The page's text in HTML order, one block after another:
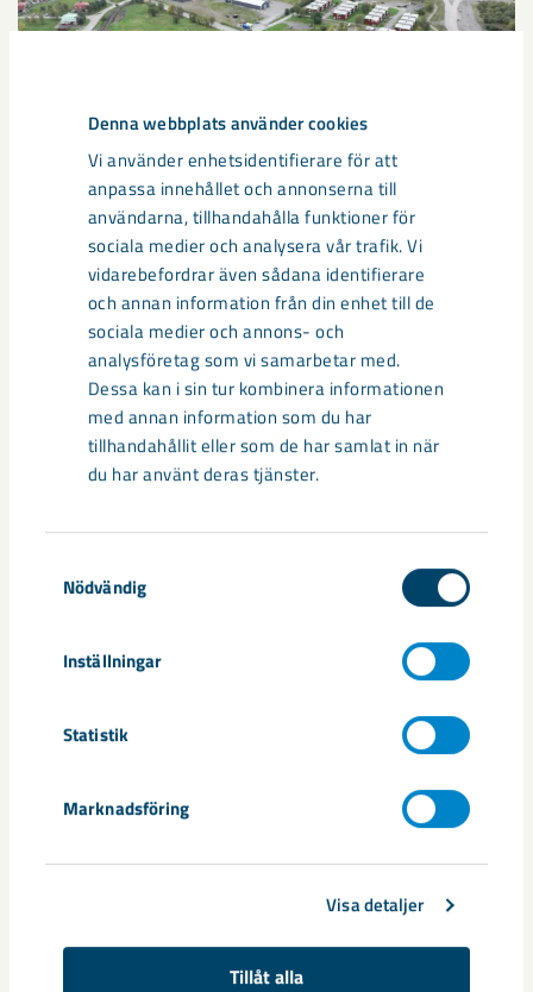
Denna webbplats använder cookies
Vi använder enhetsidentifierare för att
anpassa innehållet och annonserna till
användarna, tillhandahålla funktioner för
sociala medier och analysera vår trafik. Vi
vidarebefordrar även sådana identifierare
och annan information från din enhet till de
sociala medier och annons- och
analysföretag som vi samarbetar med.
Dessa kan i sin tur kombinera informationen
med annan information som du har
tillhandahållit eller som de har samlat in när
du har använt deras tjänster.
Nödvändig
Inställningar
Statistik
Marknadsföring
Visa detaljer
Tillåt alla
Sibirien-området i gamla Kiruna
centrum avvecklas under 2026
Under sommaren 2026 fortsätter avveckling av fastigheter i
gamla Kiruna centrum på grund av den pågående gruvdriften
– bland annat ...
Handbollstalanger upptäckte en
annan sida av Kiruna